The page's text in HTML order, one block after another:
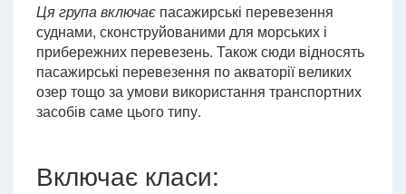
Ця група включає пасажирські перевезення
суднами, сконструйованими для морських і
прибережних перевезень. Також сюди відносять
пасажирські перевезення по акваторії великих
озер тощо за умови використання транспортних
засобів саме цього типу.
Включає класи: